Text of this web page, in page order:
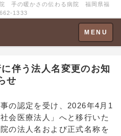
手の暖かさの伝わる病院 福岡県福
1333
Toggle
navigation
MENU
伴う法人名変更のお知
せ
の認定を受け、2026年4月1
会医療法人」へと移行いた
の法人名および正式名称を